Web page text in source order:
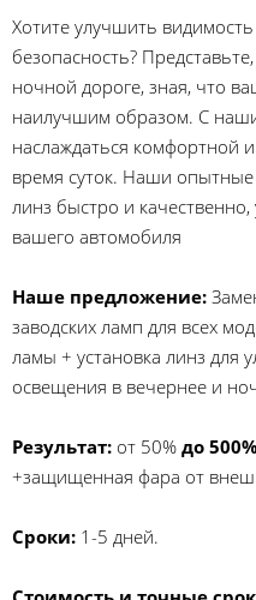
Хотите улучшить
безопасность?
ночной дороге, зная, что
наилучшим образом. С
наслаждаться комфортной
время суток. Наши опытные
линз быстро и
вашего автомобиля
Наше предложение:
заводских ламп для всех
ламы + установка линз для
освещения в вечернее и
Результат: от 50% до 500%
+защищенная фара от
Сроки: 1-5 дней.